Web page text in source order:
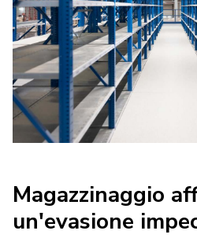
Magazzinaggio
un'evasione